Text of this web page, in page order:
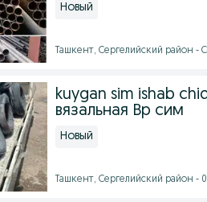
Новый
Ташкент, Сергелийский район -
kuygan sim ishab
вязальная Вр сим
Новый
Ташкент, Сергелийский район -